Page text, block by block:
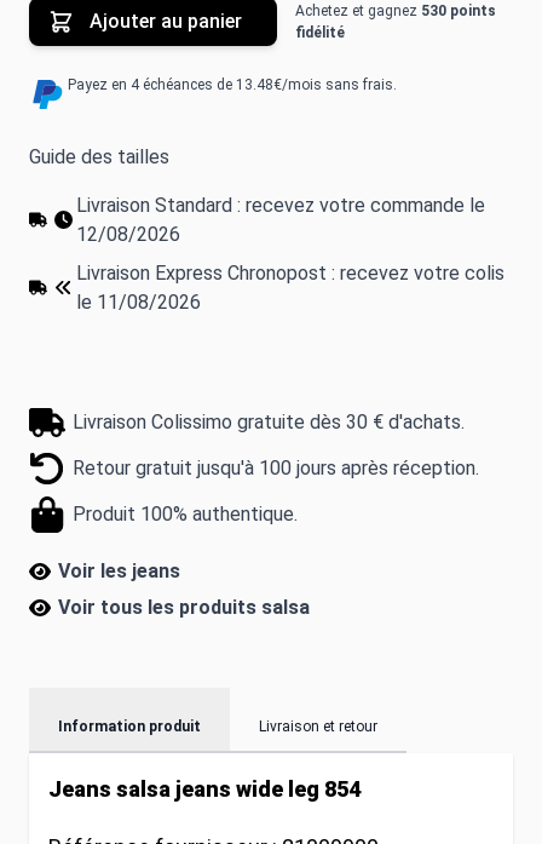
Ajouter au panier Achetez et gagnez 530 points
fidélité
Payez en 4 échéances de 13.48€/mois sans frais.
Guide des tailles
Livraison Standard : recevez votre commande le
12/08/2026
Livraison Express Chronopost : recevez votre colis
le 11/08/2026
Livraison Colissimo gratuite dès 30 € d'achats.
Retour gratuit jusqu'à 100 jours après réception.
Produit 100% authentique.
Voir les jeans
Voir tous les produits salsa
Information produit Livraison et retour
Jeans salsa jeans wide leg 854